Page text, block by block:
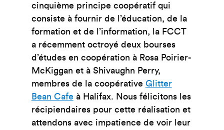
cinquième principe coopératif qui
consiste à fournir de l’éducation, de la
formation et de l’information, la FCCT
a récemment octroyé deux bourses
d’études en coopération à Rosa Poirier-
McKiggan et à Shivaughn Perry,
membres de la coopérative Glitter
Bean Cafe à Halifax. Nous félicitons les
récipiendaires pour cette réalisation et
attendons avec impatience de voir leur